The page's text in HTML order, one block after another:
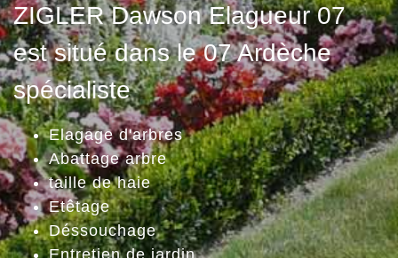
ZIGLER Dawson Elagueur 07
est situé dans le 07 Ardèche
spécialiste
Elagage d'arbres
Abattage arbre
taille de haie
Etêtage
Déssouchage